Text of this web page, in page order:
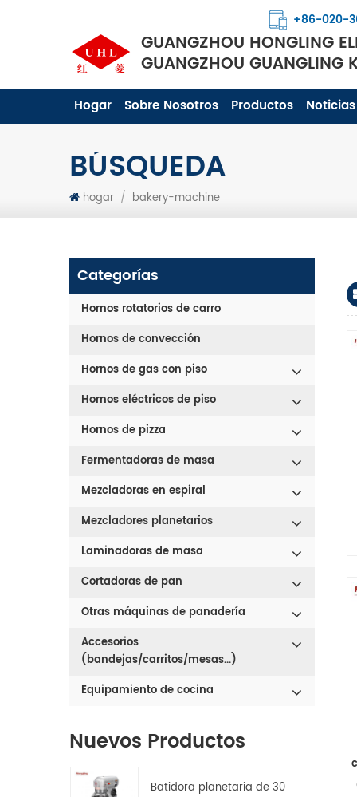
+86-020-
GUANGZHOU HONGLING
GUANGZHOU GUANGLING
Hogar Sobre Nosotros Productos Noticias
BÚSQUEDA
hogar / bakery-machine
Categorías
Hornos rotatorios de carro
Hornos de convección
Hornos de gas con piso
Hornos eléctricos de piso
Hornos de pizza
Fermentadoras de masa
Mezcladoras en espiral
Mezcladores planetarios
Laminadoras de masa
Cortadoras de pan
Otras máquinas de panadería
Accesorios
(bandejas/carritos/mesas...)
Equipamiento de cocina
Nuevos Productos
Batidora planetaria de 30